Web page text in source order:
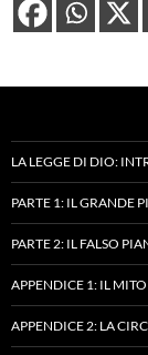
LA LEGGE DI DIO:
PARTE 1: IL GRANDE
PARTE 2: IL FALSO
APPENDICE 1: IL
APPENDICE 2: LA